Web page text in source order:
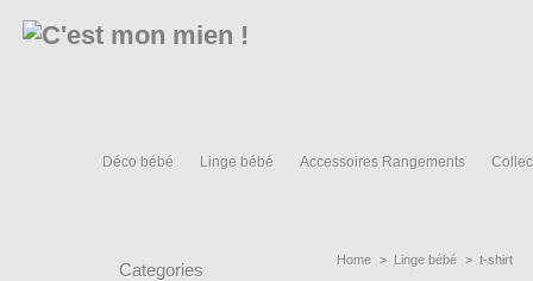
Déco bébé Linge bébé Accessoires Rangements
Categories Home > Linge bébé > t-shirt